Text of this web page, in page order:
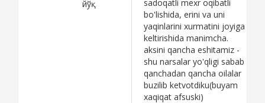
йўқ
sadoqatli mexr oqibatli
bo'lishida, erini va uni
yaqinlarini xurmatini joyiga
keltirishida manimcha.
aksini qancha eshitamiz -
shu narsalar yo'qligi sabab
qanchadan qancha oilalar
buzilib ketvotdiku(buyam
xaqiqat afsuski)